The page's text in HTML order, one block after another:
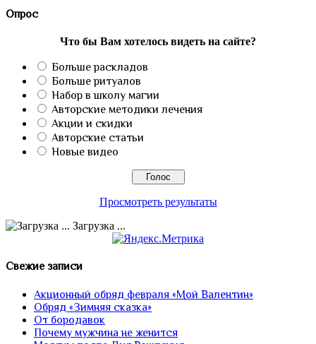
Опрос
Что бы Вам хотелось видеть на сайте?
Больше раскладов
Больше ритуалов
Набор в школу магии
Авторские методики лечения
Акции и скидки
Авторские статьи
Новые видео
Просмотреть результаты
Загрузка ...
Свежие записи
Акционный обряд февраля «Мой Валентин»
Обряд «Зимняя сказка»
От бородавок
Почему мужчина не женится